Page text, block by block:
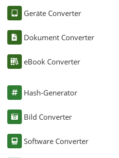
Geräte Converter
Dokument Converter
eBook Converter
Hash-Generator
Bild Converter
Software Converter